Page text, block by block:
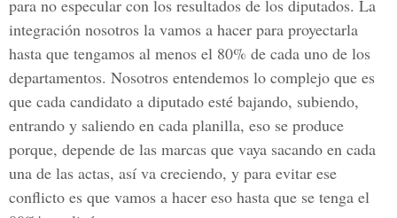
para no especular con los resultados de los diputados. La
integración nosotros la vamos a hacer para proyectarla
hasta que tengamos al menos el 80% de cada uno de los
departamentos. Nosotros entendemos lo complejo que es
que cada candidato a diputado esté bajando, subiendo,
entrando y saliendo en cada planilla, eso se produce
porque, depende de las marcas que vaya sacando en cada
una de las actas, así va creciendo, y para evitar ese
conflicto es que vamos a hacer eso hasta que se tenga el